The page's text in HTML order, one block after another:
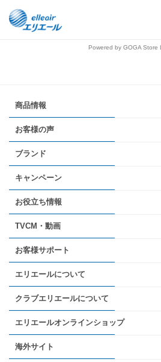
Powered by GOGA Store
商品情報
お客様の声
ブランド
キャンペーン
お役立ち情報
TVCM・動画
お客様サポート
エリエールについて
クラブエリエールについて
エリエールオンラインショップ
海外サイト